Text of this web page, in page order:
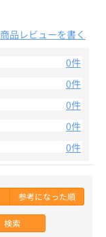
商品レビューを書く
0件
0件
0件
0件
0件
参考になった順
検索